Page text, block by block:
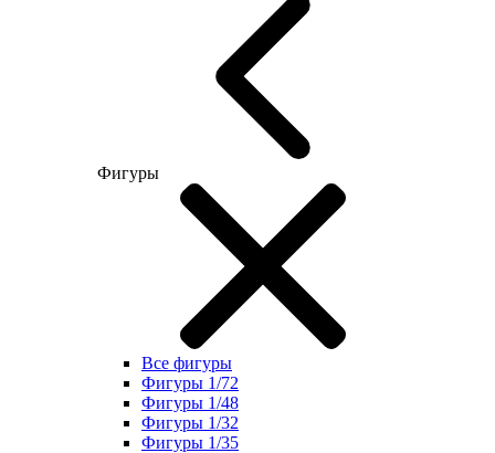
Фигуры
Все фигуры
Фигуры 1/72
Фигуры 1/48
Фигуры 1/32
Фигуры 1/35